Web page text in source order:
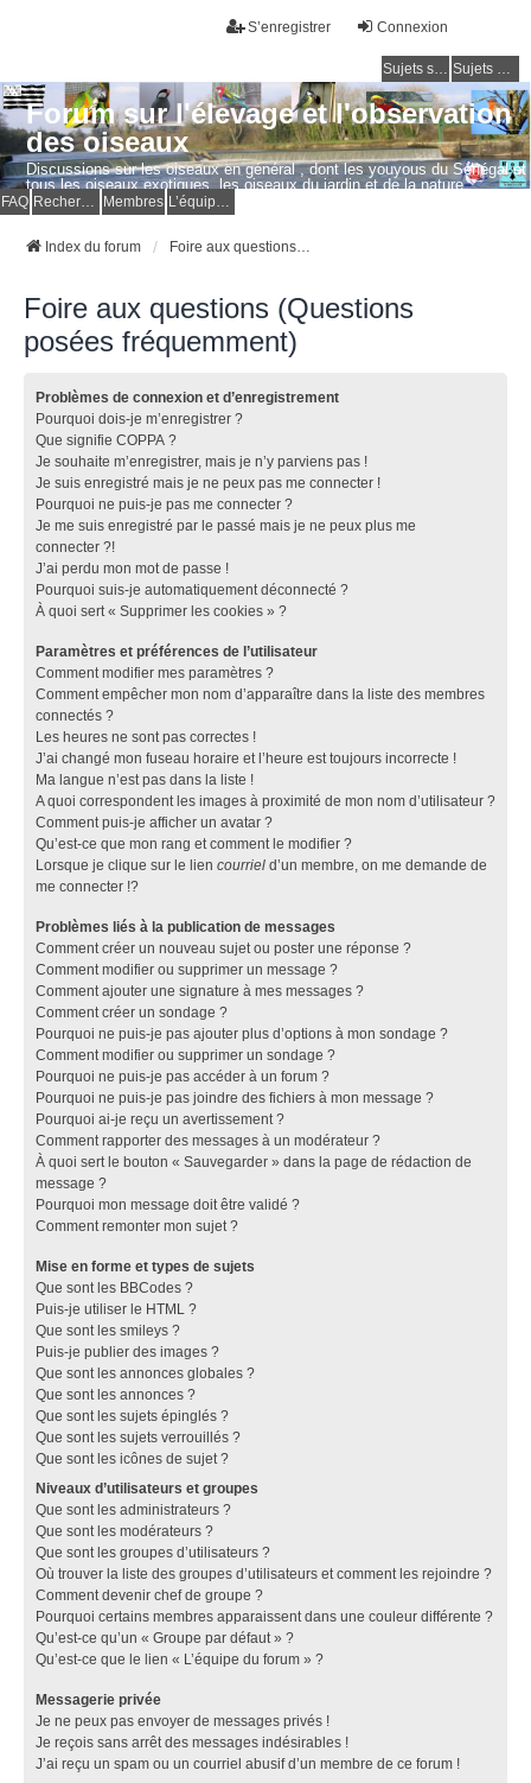
Connexion
S’enregistrer
Sujets sans réponse Sujets actifs
Forum sur l'élevage et l'observation
des oiseaux
Discussions sur les oiseaux en général , dont les youyous du Sénégal et
tous les oiseaux exotiques, les oiseaux du jardin et de la nature.
Questions, photos, expériences.
FAQ Membres
Index du forum
Foire aux questions (Questions
posées fréquemment)
Problèmes de connexion et d’enregistrement
Pourquoi dois-je m’enregistrer ?
Que signifie COPPA ?
Je souhaite m’enregistrer, mais je n’y parviens pas !
Je suis enregistré mais je ne peux pas me connecter !
Pourquoi ne puis-je pas me connecter ?
Je me suis enregistré par le passé mais je ne peux plus me
connecter ?!
J’ai perdu mon mot de passe !
Pourquoi suis-je automatiquement déconnecté ?
À quoi sert « Supprimer les cookies » ?
Paramètres et préférences de l’utilisateur
Comment modifier mes paramètres ?
Comment empêcher mon nom d’apparaître dans la liste des membres
connectés ?
Les heures ne sont pas correctes !
J’ai changé mon fuseau horaire et l’heure est toujours incorrecte !
Ma langue n’est pas dans la liste !
A quoi correspondent les images à proximité de mon nom d’utilisateur ?
Comment puis-je afficher un avatar ?
Qu’est-ce que mon rang et comment le modifier ?
Lorsque je clique sur le lien courriel d’un membre, on me demande de
me connecter !?
Problèmes liés à la publication de messages
Comment créer un nouveau sujet ou poster une réponse ?
Comment modifier ou supprimer un message ?
Comment ajouter une signature à mes messages ?
Comment créer un sondage ?
Pourquoi ne puis-je pas ajouter plus d’options à mon sondage ?
Comment modifier ou supprimer un sondage ?
Pourquoi ne puis-je pas accéder à un forum ?
Pourquoi ne puis-je pas joindre des fichiers à mon message ?
Pourquoi ai-je reçu un avertissement ?
Comment rapporter des messages à un modérateur ?
À quoi sert le bouton « Sauvegarder » dans la page de rédaction de
message ?
Pourquoi mon message doit être validé ?
Comment remonter mon sujet ?
Mise en forme et types de sujets
Que sont les BBCodes ?
Puis-je utiliser le HTML ?
Que sont les smileys ?
Puis-je publier des images ?
Que sont les annonces globales ?
Que sont les annonces ?
Que sont les sujets épinglés ?
Que sont les sujets verrouillés ?
Que sont les icônes de sujet ?
Niveaux d’utilisateurs et groupes
Que sont les administrateurs ?
Que sont les modérateurs ?
Que sont les groupes d’utilisateurs ?
Où trouver la liste des groupes d’utilisateurs et comment les rejoindre ?
Comment devenir chef de groupe ?
Pourquoi certains membres apparaissent dans une couleur différente ?
Qu’est-ce qu’un « Groupe par défaut » ?
Qu’est-ce que le lien « L’équipe du forum » ?
Messagerie privée
Je ne peux pas envoyer de messages privés !
Je reçois sans arrêt des messages indésirables !
J’ai reçu un spam ou un courriel abusif d’un membre de ce forum !